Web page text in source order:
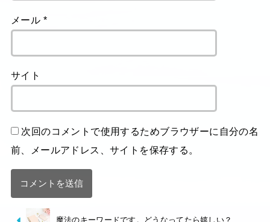
メール *
サイト
次回のコメントで使用するためブラウザーに自分の名
前、メールアドレス、サイトを保存する。
魔法のキーワードです。どうなってたら嬉しい？